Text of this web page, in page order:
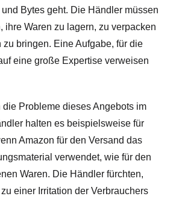
Bytes geht. Die Händler müssen
ihre Waren zu lagern, zu verpacken
zu bringen. Eine Aufgabe, für die
eine große Expertise verweisen
Probleme dieses Angebots im
halten es beispielsweise für
Amazon für den Versand das
verwendet, wie für den
Waren. Die Händler fürchten,
einer Irritation der Verbrauchers